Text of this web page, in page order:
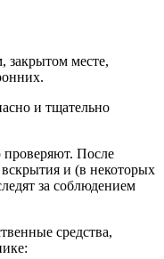
закрытом месте,
и тщательно
проверяют. После
и (в некоторых
за соблюдением
средства,